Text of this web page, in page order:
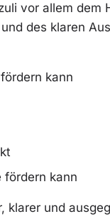
vor allem dem
des klaren
kann
fördern kann
klarer und